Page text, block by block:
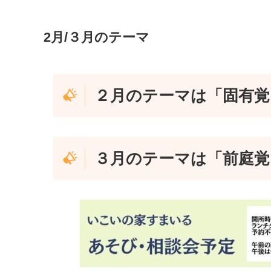
2月/３月のテーマ
２月のテーマは「固有
３月のテーマは「前庭